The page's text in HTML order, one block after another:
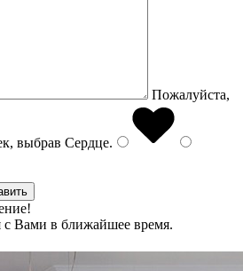
Пожалуйста,
выбрав Сердце.
Вами в ближайшее время.